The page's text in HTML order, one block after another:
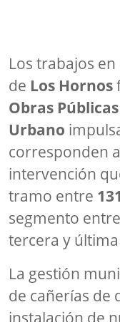
Los trabajos
de Los Hornos
Obras
Urbano
corresponden
intervención
tramo entre
segmento
tercera y
La gestión
de cañerías de
instalación de